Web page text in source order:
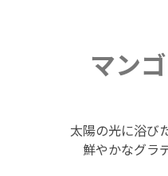
マン
太陽の光に浴び
鮮やかなグラ